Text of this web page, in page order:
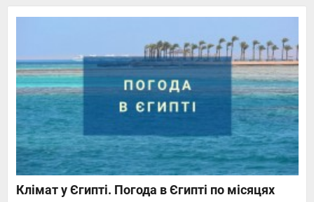
Клімат у Єгипті. Погода в Єгипті по місяцях